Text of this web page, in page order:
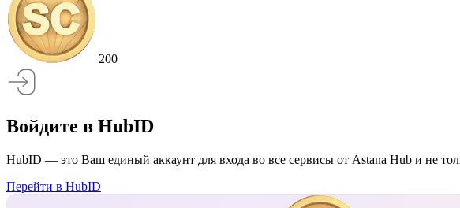
200
Войдите в HubID
HubID — это Ваш единый аккаунт для входа во все сервисы от Astana Hub и не
Перейти в HubID